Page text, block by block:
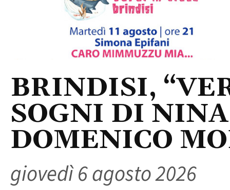
BRINDISI,
SOGNI DI
DOMENICO
giovedì 6 agosto 2026